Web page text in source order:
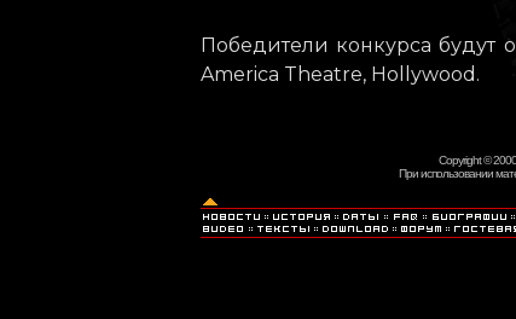
Победители конкурса будут
America Theatre, Hollywood.
Copyright ©
При использовании